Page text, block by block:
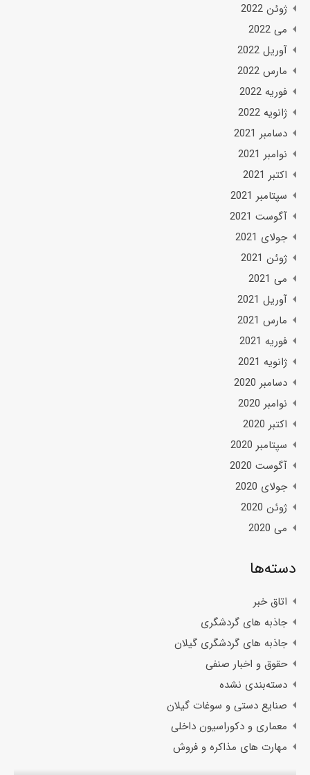
ژوئن 2022
می 2022
آوریل 2022
مارس 2022
فوریه 2022
ژانویه 2022
دسامبر 2021
نوامبر 2021
اکتبر 2021
سپتامبر 2021
آگوست 2021
جولای 2021
ژوئن 2021
می 2021
آوریل 2021
مارس 2021
فوریه 2021
ژانویه 2021
دسامبر 2020
نوامبر 2020
اکتبر 2020
سپتامبر 2020
آگوست 2020
جولای 2020
ژوئن 2020
می 2020
دسته‌ها
اتاق خبر
جاذبه های گردشگری
جاذبه های گردشگری گیلان
حقوق و اخبار صنفی
دسته‌بندی نشده
صنایع دستی و سوغات گیلان
معماری و دکوراسیون داخلی
مهارت های مذاکره و فروش